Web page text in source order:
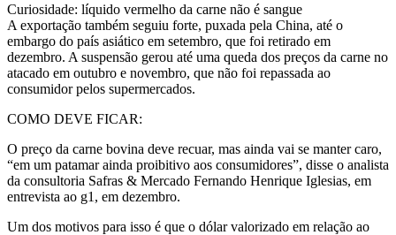
Curiosidade: líquido vermelho da carne não é sangue
A exportação também seguiu forte, puxada pela China, até o
embargo do país asiático em setembro, que foi retirado em
dezembro. A suspensão gerou até uma queda dos preços da carne no
atacado em outubro e novembro, que não foi repassada ao
consumidor pelos supermercados.
COMO DEVE FICAR:
O preço da carne bovina deve recuar, mas ainda vai se manter caro,
“em um patamar ainda proibitivo aos consumidores”, disse o analista
da consultoria Safras & Mercado Fernando Henrique Iglesias, em
entrevista ao g1, em dezembro.
Um dos motivos para isso é que o dólar valorizado em relação ao